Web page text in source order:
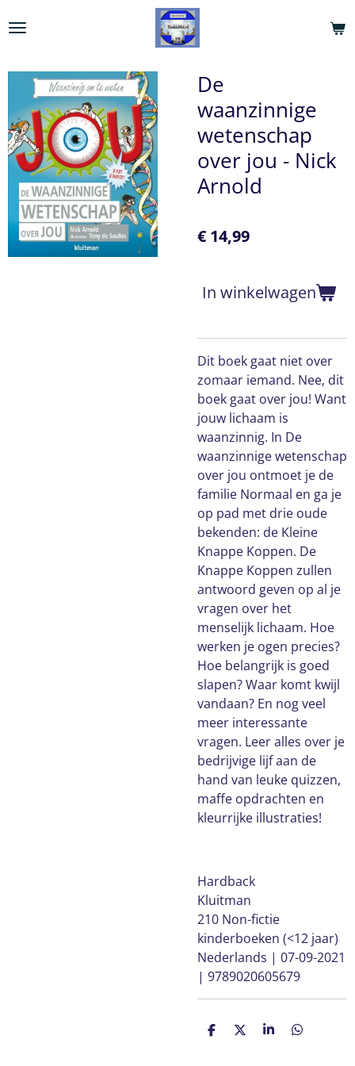
direct
de
hoofdinhoud
De
waanzinnige
wetenschap
over jou - Nick
Arnold
€ 14,99
In winkelwagen
Dit boek gaat niet over
zomaar iemand. Nee, dit
boek gaat over jou! Want
jouw lichaam is
waanzinnig. In De
waanzinnige wetenschap
over jou ontmoet je de
familie Normaal en ga je
op pad met drie oude
bekenden: de Kleine
Knappe Koppen. De
Knappe Koppen zullen
antwoord geven op al je
vragen over het
menselijk lichaam. Hoe
werken je ogen precies?
Hoe belangrijk is goed
slapen? Waar komt kwijl
vandaan? En nog veel
meer interessante
vragen. Leer alles over je
bedrijvige lijf aan de
hand van leuke quizzen,
maffe opdrachten en
kleurrijke illustraties!
Hardback
Kluitman
210 Non-fictie
kinderboeken (<12 jaar)
Nederlands | 07-09-2021
| 9789020605679
D
D
S
D